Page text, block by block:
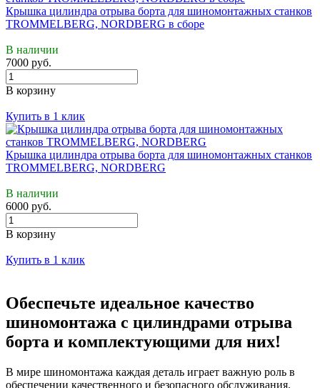
Крышка цилиндра отрыва борта для шиномонтажных станков
TROMMELBERG, NORDBERG в сборе
В наличии
7000 руб.
В корзину
Купить в 1 клик
Крышка цилиндра отрыва борта для шиномонтажных станков
TROMMELBERG, NORDBERG
В наличии
6000 руб.
В корзину
Купить в 1 клик
Обеспечьте идеальное качество
шиномонтажа с цилиндрами отрыва
борта и комплектующими для них!
В мире шиномонтажа каждая деталь играет важную роль в
обеспечении качественного и безопасного обслуживания.